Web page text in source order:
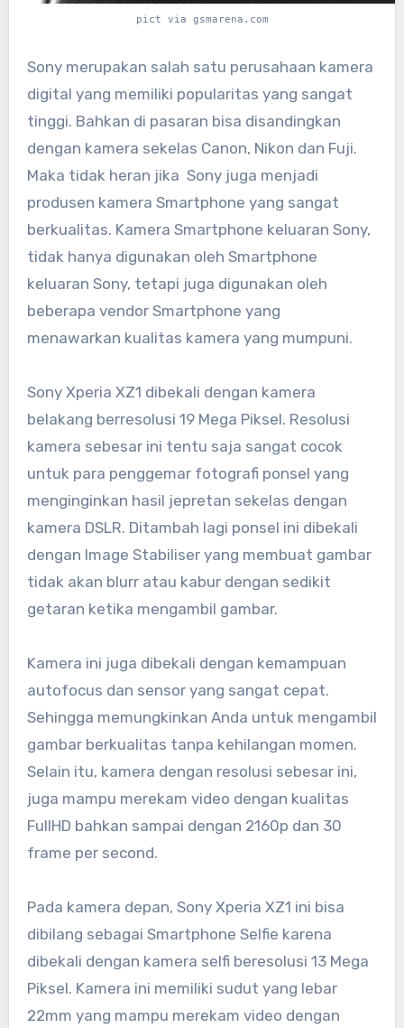
pict via gsmarena.com
Sony merupakan salah satu perusahaan kamera
digital yang memiliki popularitas yang sangat
tinggi. Bahkan di pasaran bisa disandingkan
dengan kamera sekelas Canon, Nikon dan Fuji.
Maka tidak heran jika Sony juga menjadi
produsen kamera Smartphone yang sangat
berkualitas. Kamera Smartphone keluaran Sony,
tidak hanya digunakan oleh Smartphone
keluaran Sony, tetapi juga digunakan oleh
beberapa vendor Smartphone yang
menawarkan kualitas kamera yang mumpuni.
Sony Xperia XZ1 dibekali dengan kamera
belakang berresolusi 19 Mega Piksel. Resolusi
kamera sebesar ini tentu saja sangat cocok
untuk para penggemar fotografi ponsel yang
menginginkan hasil jepretan sekelas dengan
kamera DSLR. Ditambah lagi ponsel ini dibekali
dengan Image Stabiliser yang membuat gambar
tidak akan blurr atau kabur dengan sedikit
getaran ketika mengambil gambar.
Kamera ini juga dibekali dengan kemampuan
autofocus dan sensor yang sangat cepat.
Sehingga memungkinkan Anda untuk mengambil
gambar berkualitas tanpa kehilangan momen.
Selain itu, kamera dengan resolusi sebesar ini,
juga mampu merekam video dengan kualitas
FullHD bahkan sampai dengan 2160p dan 30
frame per second.
Pada kamera depan, Sony Xperia XZ1 ini bisa
dibilang sebagai Smartphone Selfie karena
dibekali dengan kamera selfi beresolusi 13 Mega
Piksel. Kamera ini memiliki sudut yang lebar
22mm yang mampu merekam video dengan